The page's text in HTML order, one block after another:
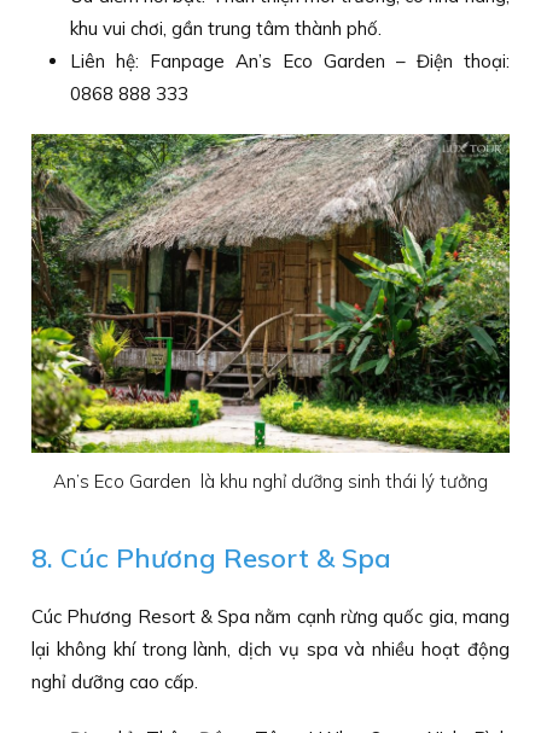
khu vui chơi, gần trung tâm thành phố.
Liên hệ: Fanpage An’s Eco Garden – Điện thoại:
0868 888 333
An’s Eco Garden là khu nghỉ dưỡng sinh thái lý tưởng
8. Cúc Phương Resort & Spa
Cúc Phương Resort & Spa nằm cạnh rừng quốc gia, mang
lại không khí trong lành, dịch vụ spa và nhiều hoạt động
nghỉ dưỡng cao cấp.